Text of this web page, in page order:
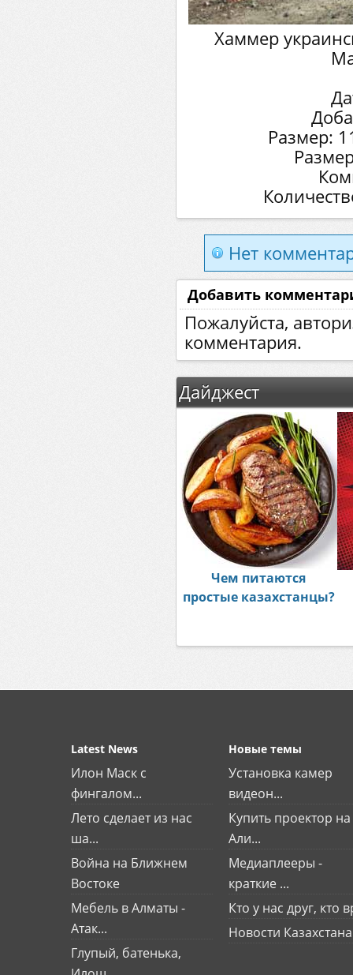
Хаммер
Размер:
Нет
Добавить
Пожалуйста,
комментария.
Дайджест
Чем питаются
простые казахстанцы?
Latest News
Илон Маск с
фингалом...
Лето сделает из нас
ша...
Война на Ближнем
Востоке
Мебель в Алматы -
Атак...
Глупый, батенька,
Новые темы
Установка камер
видеон...
Купить проектор на
Али...
Медиаплееры -
краткие ...
Кто у нас друг, кто
Новости Казахстана